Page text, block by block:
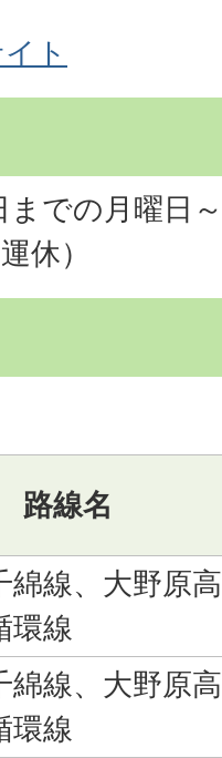
ト
での月曜日
休）
路線名
綿線、大野原
環線
綿線、大野原
環線